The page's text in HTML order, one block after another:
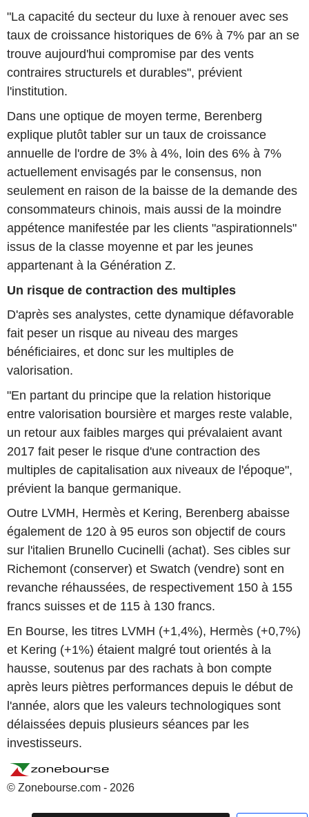
"La capacité du secteur du luxe à renouer avec ses
taux de croissance historiques de 6% à 7% par an se
trouve aujourd'hui compromise par des vents
contraires structurels et durables", prévient
l'institution.
Dans une optique de moyen terme, Berenberg
explique plutôt tabler sur un taux de croissance
annuelle de l'ordre de 3% à 4%, loin des 6% à 7%
actuellement envisagés par le consensus, non
seulement en raison de la baisse de la demande des
consommateurs chinois, mais aussi de la moindre
appétence manifestée par les clients "aspirationnels"
issus de la classe moyenne et par les jeunes
appartenant à la Génération Z.
Un risque de contraction des multiples
D'après ses analystes, cette dynamique défavorable
fait peser un risque au niveau des marges
bénéficiaires, et donc sur les multiples de
valorisation.
"En partant du principe que la relation historique
entre valorisation boursière et marges reste valable,
un retour aux faibles marges qui prévalaient avant
2017 fait peser le risque d'une contraction des
multiples de capitalisation aux niveaux de l'époque",
prévient la banque germanique.
Outre LVMH, Hermès et Kering, Berenberg abaisse
également de 120 à 95 euros son objectif de cours
sur l'italien Brunello Cucinelli (achat). Ses cibles sur
Richemont (conserver) et Swatch (vendre) sont en
revanche réhaussées, de respectivement 150 à 155
francs suisses et de 115 à 130 francs.
En Bourse, les titres LVMH (+1,4%), Hermès (+0,7%)
et Kering (+1%) étaient malgré tout orientés à la
hausse, soutenus par des rachats à bon compte
après leurs piètres performances depuis le début de
l'année, alors que les valeurs technologiques sont
délaissées depuis plusieurs séances par les
investisseurs.
© Zonebourse.com - 2026